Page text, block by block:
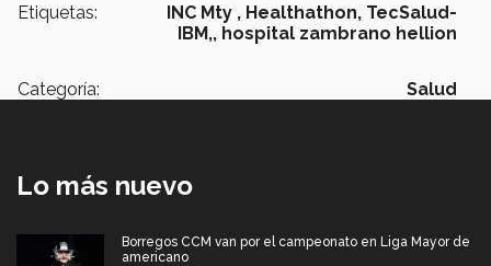
Etiquetas: INC Mty , Healthathon, TecSalud-
IBM,, hospital zambrano hellion
Categoría: Salud
Lo más nuevo
Borregos CCM van por el campeonato en Liga Mayor de
americano